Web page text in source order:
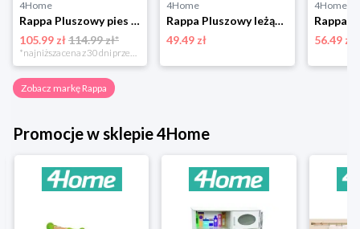
4Home
Rappa Pluszowy pies Cavalier King Charles Spaniel 40 cm ECO - PRZYJAZNY
105.99 zł114.99 zł*
4Home
Rappa Pluszowy leżący kot, czarno-biały, 16 cm
49.49 zł
4Home
56.49 zł
Zobacz markę Rappa
Promocje w sklepie 4Home